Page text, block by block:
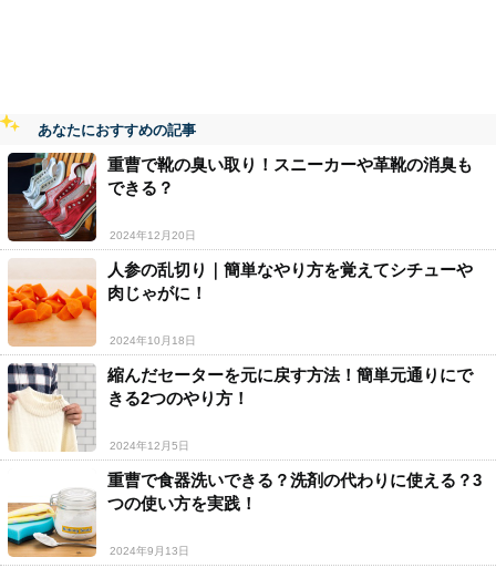
あなたにおすすめの記事
重曹で靴の臭い取り！スニーカーや革靴の消臭も
できる？
2024年12月20日
人参の乱切り｜簡単なやり方を覚えてシチューや
肉じゃがに！
2024年10月18日
縮んだセーターを元に戻す方法！簡単元通りにで
きる2つのやり方！
2024年12月5日
重曹で食器洗いできる？洗剤の代わりに使える？3
つの使い方を実践！
2024年9月13日